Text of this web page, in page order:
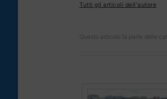
Tutti gli articoli dell'autore
Questo articolo fa parte delle